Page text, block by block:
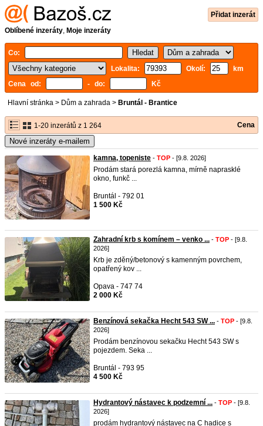
Přidat inzerát
Oblíbené inzeráty, Moje inzeráty
Co:
Lokalita:
Okolí:
km
Cena od:
- do: Kč
Hlavní stránka > Dům a zahrada > Bruntál - Brantice
1-20 inzerátů z 1 264 Cena
Nové inzeráty e-mailem
kamna, topeniste - TOP - [9.8. 2026]
Prodám stará porezlá kamna, mírně naprasklé
okno, funkč ...
Bruntál - 792 01
1 500 Kč
Zahradní krb s komínem – venko ... - TOP - [9.8.
2026]
Krb je zděný/betonový s kamenným povrchem,
opatřený kov ...
Opava - 747 74
2 000 Kč
Benzínová sekačka Hecht 543 SW ... - TOP - [9.8.
2026]
Prodám benzínovou sekačku Hecht 543 SW s
pojezdem. Seka ...
Bruntál - 793 95
4 500 Kč
Hydrantový nástavec k podzemní ... - TOP - [9.8.
2026]
prodám hydrantový nástavec na C hadice s